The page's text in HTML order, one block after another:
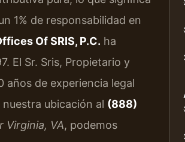
1% de responsabilidad en
Of SRIS, P.C. ha
El Sr. Sris, Propietario y
años de experiencia legal
ubicación al (888)
Virginia, VA, podemos